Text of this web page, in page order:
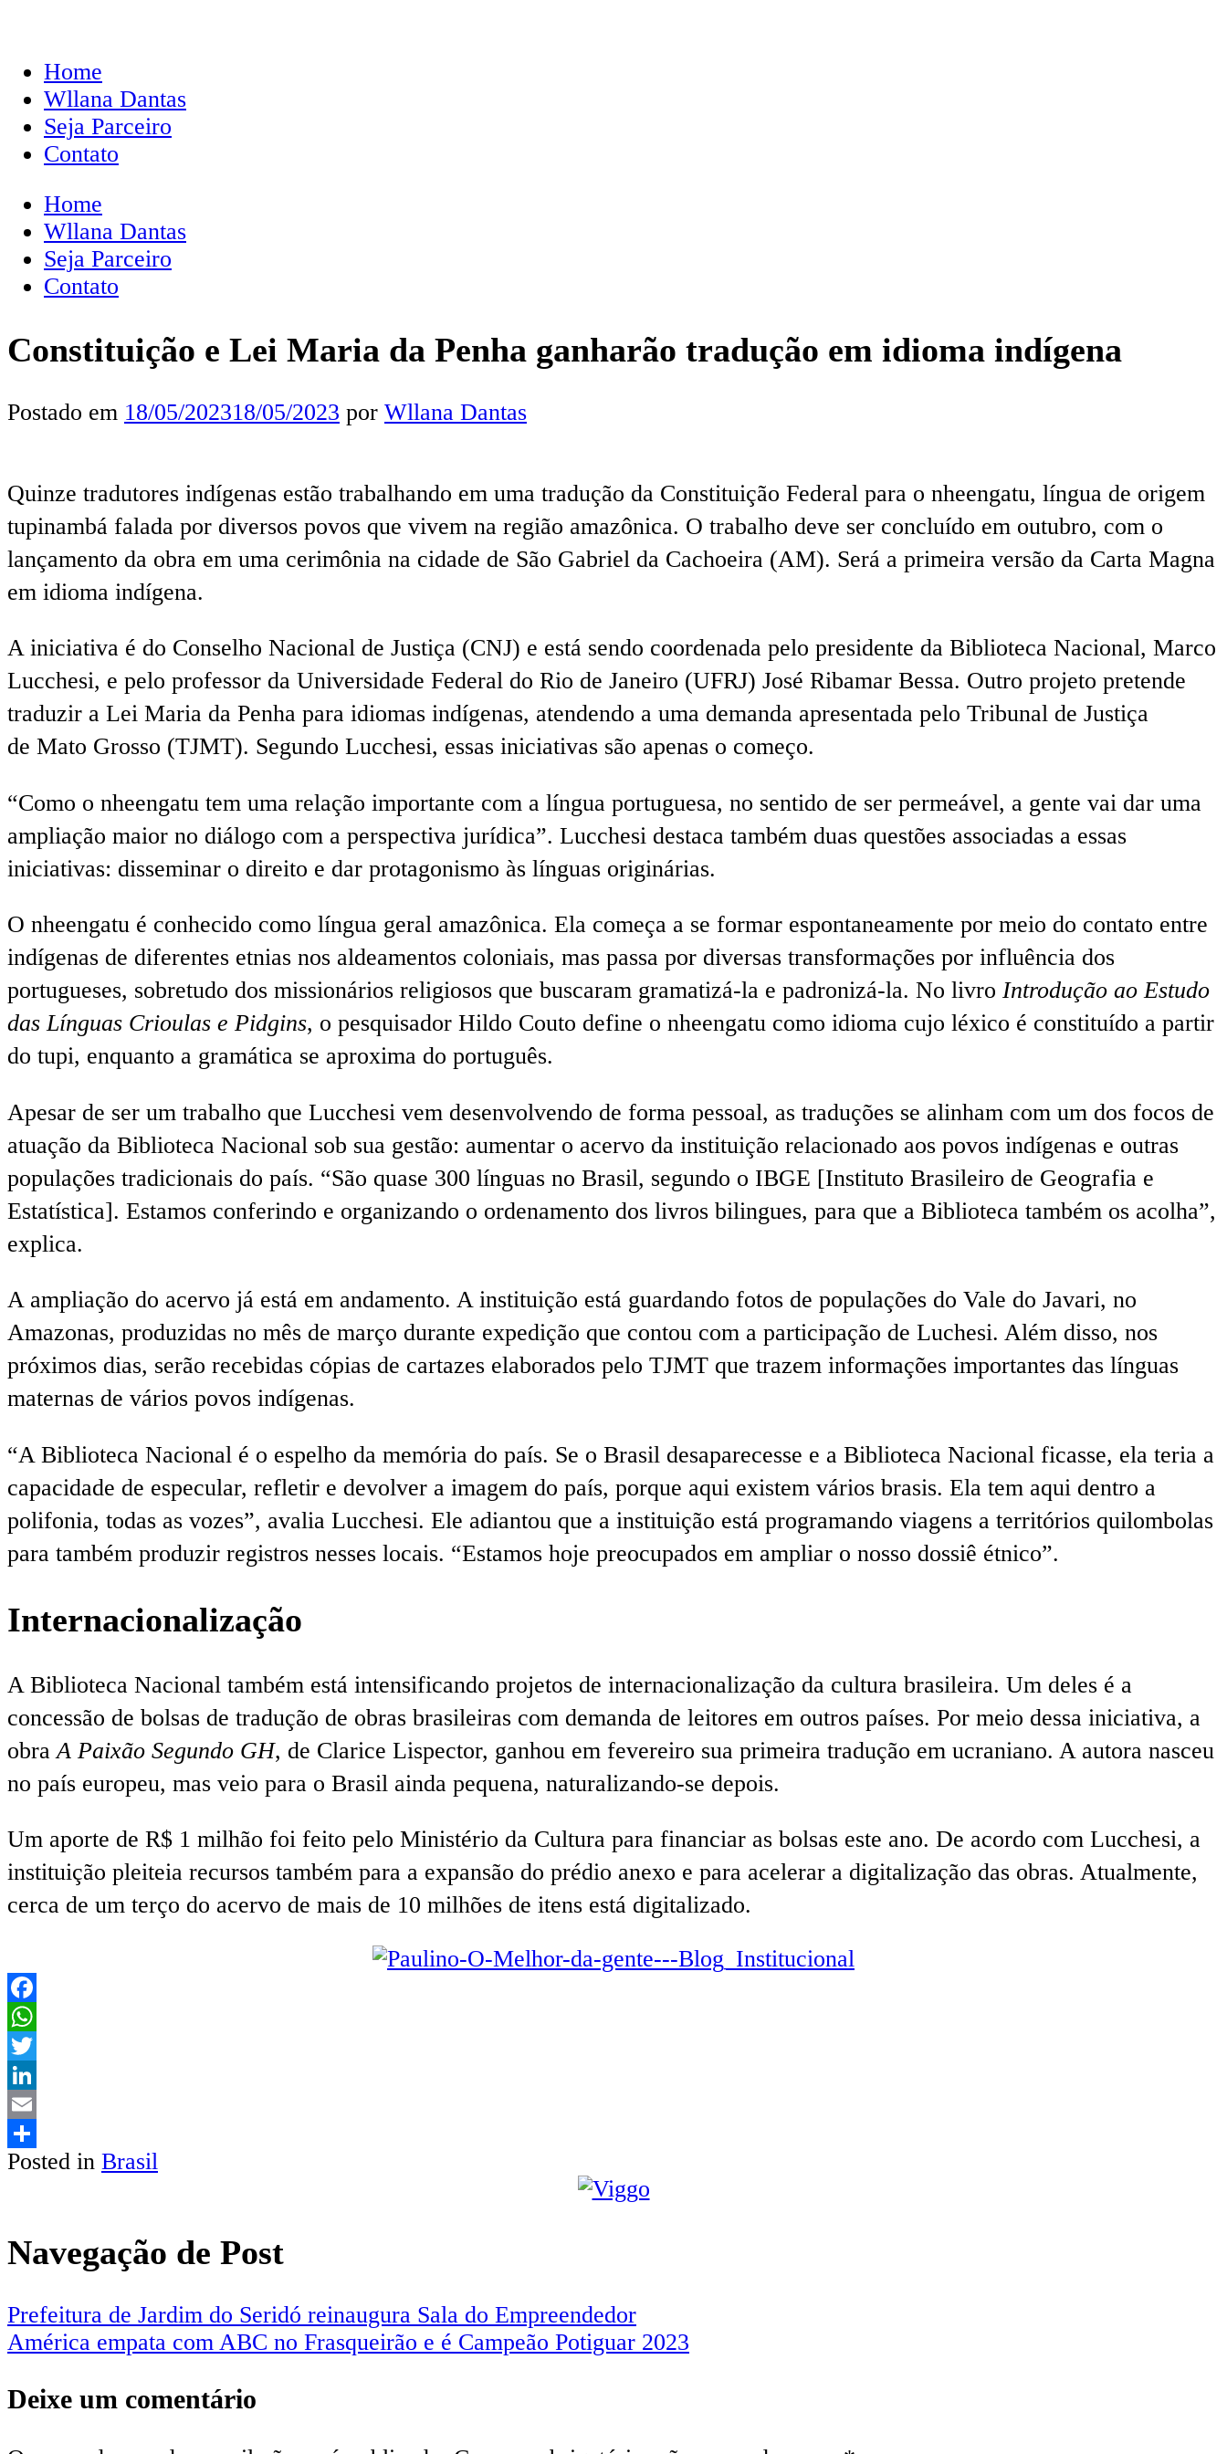
Home
Wllana Dantas
Seja Parceiro
Contato
Home
Wllana Dantas
Seja Parceiro
Contato
Constituição e Lei Maria da Penha ganharão tradução em idioma indígena
Postado em 18/05/202318/05/2023 por Wllana Dantas
Quinze tradutores indígenas estão trabalhando em uma tradução da Constituição Federal para o nheengatu, língua de origem
tupinambá falada por diversos povos que vivem na região amazônica. O trabalho deve ser concluído em outubro, com o
lançamento da obra em uma cerimônia na cidade de São Gabriel da Cachoeira (AM). Será a primeira versão da Carta Magna
em idioma indígena.
A iniciativa é do Conselho Nacional de Justiça (CNJ) e está sendo coordenada pelo presidente da Biblioteca Nacional, Marco
Lucchesi, e pelo professor da Universidade Federal do Rio de Janeiro (UFRJ) José Ribamar Bessa. Outro projeto pretende
traduzir a Lei Maria da Penha para idiomas indígenas, atendendo a uma demanda apresentada pelo Tribunal de Justiça
de Mato Grosso (TJMT). Segundo Lucchesi, essas iniciativas são apenas o começo.
“Como o nheengatu tem uma relação importante com a língua portuguesa, no sentido de ser permeável, a gente vai dar uma
ampliação maior no diálogo com a perspectiva jurídica”. Lucchesi destaca também duas questões associadas a essas
iniciativas: disseminar o direito e dar protagonismo às línguas originárias.
O nheengatu é conhecido como língua geral amazônica. Ela começa a se formar espontaneamente por meio do contato entre
indígenas de diferentes etnias nos aldeamentos coloniais, mas passa por diversas transformações por influência dos
portugueses, sobretudo dos missionários religiosos que buscaram gramatizá-la e padronizá-la. No livro Introdução ao Estudo
das Línguas Crioulas e Pidgins, o pesquisador Hildo Couto define o nheengatu como idioma cujo léxico é constituído a partir
do tupi, enquanto a gramática se aproxima do português.
Apesar de ser um trabalho que Lucchesi vem desenvolvendo de forma pessoal, as traduções se alinham com um dos focos de
atuação da Biblioteca Nacional sob sua gestão: aumentar o acervo da instituição relacionado aos povos indígenas e outras
populações tradicionais do país. “São quase 300 línguas no Brasil, segundo o IBGE [Instituto Brasileiro de Geografia e
Estatística]. Estamos conferindo e organizando o ordenamento dos livros bilingues, para que a Biblioteca também os acolha”,
explica.
A ampliação do acervo já está em andamento. A instituição está guardando fotos de populações do Vale do Javari, no
Amazonas, produzidas no mês de março durante expedição que contou com a participação de Luchesi. Além disso, nos
próximos dias, serão recebidas cópias de cartazes elaborados pelo TJMT que trazem informações importantes das línguas
maternas de vários povos indígenas.
“A Biblioteca Nacional é o espelho da memória do país. Se o Brasil desaparecesse e a Biblioteca Nacional ficasse, ela teria a
capacidade de especular, refletir e devolver a imagem do país, porque aqui existem vários brasis. Ela tem aqui dentro a
polifonia, todas as vozes”, avalia Lucchesi. Ele adiantou que a instituição está programando viagens a territórios quilombolas
para também produzir registros nesses locais. “Estamos hoje preocupados em ampliar o nosso dossiê étnico”.
Internacionalização
A Biblioteca Nacional também está intensificando projetos de internacionalização da cultura brasileira. Um deles é a
concessão de bolsas de tradução de obras brasileiras com demanda de leitores em outros países. Por meio dessa iniciativa, a
obra A Paixão Segundo GH, de Clarice Lispector, ganhou em fevereiro sua primeira tradução em ucraniano. A autora nasceu
no país europeu, mas veio para o Brasil ainda pequena, naturalizando-se depois.
Um aporte de R$ 1 milhão foi feito pelo Ministério da Cultura para financiar as bolsas este ano. De acordo com Lucchesi, a
instituição pleiteia recursos também para a expansão do prédio anexo e para acelerar a digitalização das obras. Atualmente,
cerca de um terço do acervo de mais de 10 milhões de itens está digitalizado.
Facebook
WhatsApp
Twitter
LinkedIn
Email
Share
Posted in Brasil
Navegação de Post
Prefeitura de Jardim do Seridó reinaugura Sala do Empreendedor
América empata com ABC no Frasqueirão e é Campeão Potiguar 2023
Deixe um comentário